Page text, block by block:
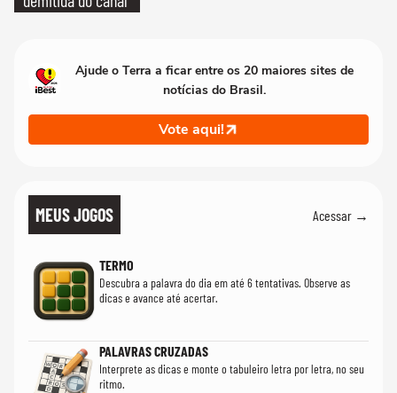
Ajude o Terra a ficar entre os 20 maiores sites de
notícias do Brasil.
Vote aqui!
MEUS JOGOS Acessar →
TERMO
Descubra a palavra do dia em até 6 tentativas. Observe as
dicas e avance até acertar.
PALAVRAS CRUZADAS
Interprete as dicas e monte o tabuleiro letra por letra, no seu
ritmo.